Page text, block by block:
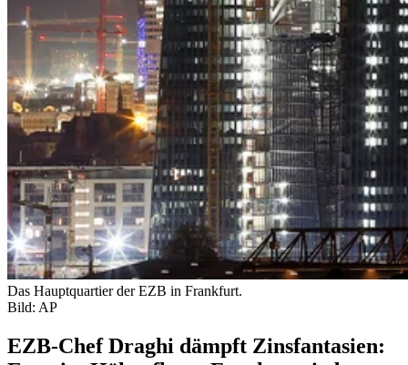
Das Hauptquartier der EZB in Frankfurt.
Bild: AP
EZB-Chef Draghi dämpft Zinsfantasien: